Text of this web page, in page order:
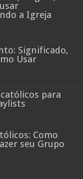
a Igreja
Significado,
Usar
para
Como
seu Grupo